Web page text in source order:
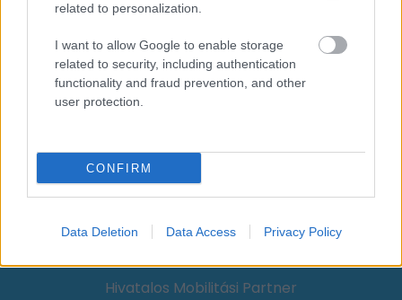
related to personalization.
I want to allow Google to enable storage
related to security, including authentication
functionality and fraud prevention, and other
user protection.
CONFIRM
Data Deletion Data Access Privacy Policy
Kiemelt médiatámogató
Hivatalos Mobilitási Partner